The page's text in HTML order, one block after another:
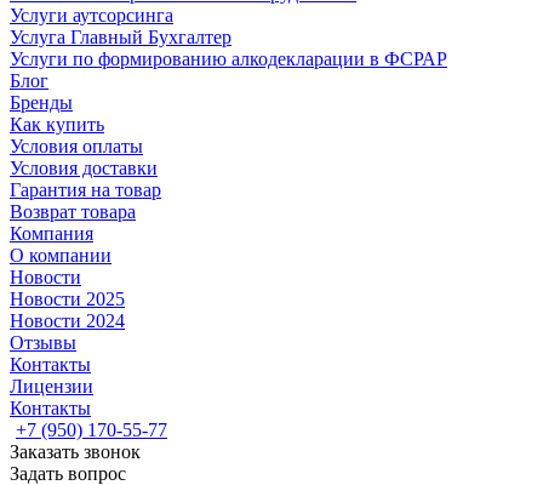
Услуги аутсорсинга
Услуга Главный Бухгалтер
Услуги по формированию алкодекларации в ФСРАР
Блог
Бренды
Как купить
Условия оплаты
Условия доставки
Гарантия на товар
Возврат товара
Компания
О компании
Новости
Новости 2025
Новости 2024
Отзывы
Контакты
Лицензии
Контакты
+7 (950) 170-55-77
Заказать звонок
Задать вопрос